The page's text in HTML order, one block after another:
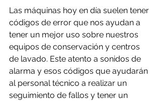
Las máquinas hoy en día suelen tener
códigos de error que nos ayudan a
tener un mejor uso sobre nuestros
equipos de conservación y centros
de lavado. Este atento a sonidos de
alarma y esos códigos que ayudarán
al personal técnico a realizar un
seguimiento de fallos y tener un